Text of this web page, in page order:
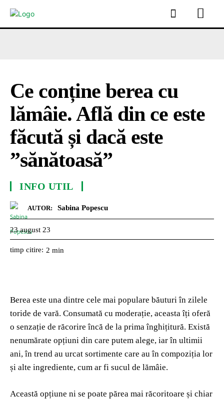
Ce conține berea cu
lămâie. Află din ce este
făcută și dacă este
”sănătoasă”
INFO UTIL
AUTOR: Sabina Popescu
23 august 23
timp citire: 2 min
Berea este una dintre cele mai populare băuturi în zilele
toride de vară. Consumată cu moderație, aceasta îți oferă
o senzație de răcorire încă de la prima înghițitură. Există
nenumărate opțiuni din care putem alege, iar în ultimii
ani, în trend au urcat sortimente care au în compoziția lor
și alte ingrediente, cum ar fi sucul de lămâie.
Această opțiune ni se poate părea mai răcoritoare și chiar